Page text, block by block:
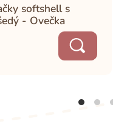
softshell s
- Ovečka